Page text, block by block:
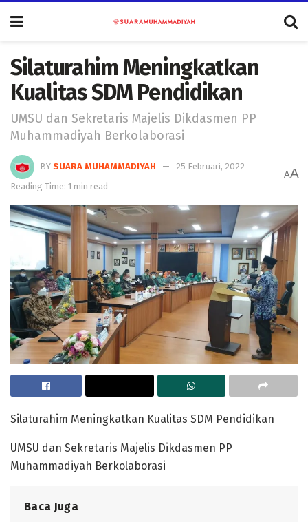
Silaturahim Meningkatkan
Kualitas SDM Pendidikan
UMSU dan Sekretaris Majelis Dikdasmen PP
Muhammadiyah Berkolaborasi
BY SUARA MUHAMMADIYAH
25 Februari, 2022
Reading Time: 1 min read
AA
Silaturahim Meningkatkan Kualitas SDM Pendidikan
UMSU dan Sekretaris Majelis Dikdasmen PP
Muhammadiyah Berkolaborasi
Baca Juga